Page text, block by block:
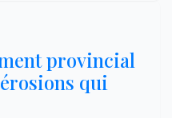
provincial
qui